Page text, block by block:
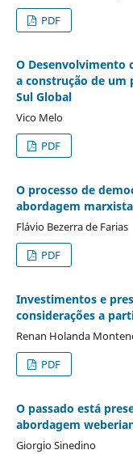
PDF
O Desenvolvimento
a construção de
Sul Global
Vico Melo
PDF
O processo de
abordagem marxista
Flávio Bezerra de Farias
PDF
Investimentos e
considerações a
Renan Holanda
PDF
O passado está
abordagem
Giorgio Sinedino